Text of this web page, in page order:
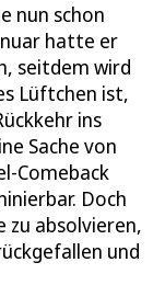
nun schon
hatte er
seitdem wird
Lüftchen ist,
ins
Sache von
Comeback
Doch
zu absolvieren,
und